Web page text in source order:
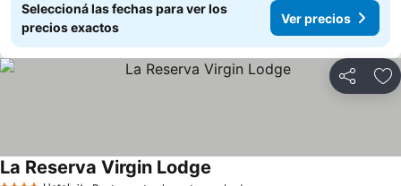
Seleccioná las fechas para ver los
precios exactos
Ver precios
Compartir
La Reserva Virgin Lodge